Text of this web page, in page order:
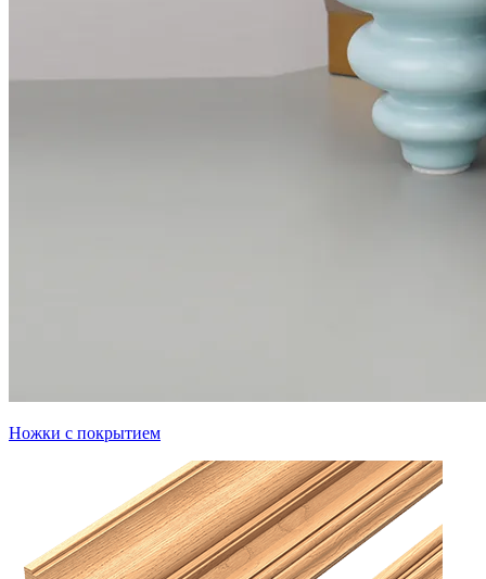
Ножки с покрытием